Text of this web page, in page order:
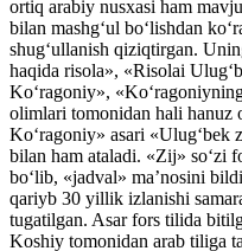
ortiq arabiy nusxasi ham
bilan mashg‘ul bo‘lishdan
shug‘ullanish qiziqtirgan.
haqida risola», «Risolai
Ko‘ragoniy»,
olimlari tomonidan hali hanuz
Ko‘ragoniy» asari
bilan ham ataladi. «Zij» so‘zi
bo‘lib, «jadval» ma’nosini
qariyb 30 yillik izlanishi
tugatilgan. Asar fors tilida
Koshiy tomonidan arab tiliga